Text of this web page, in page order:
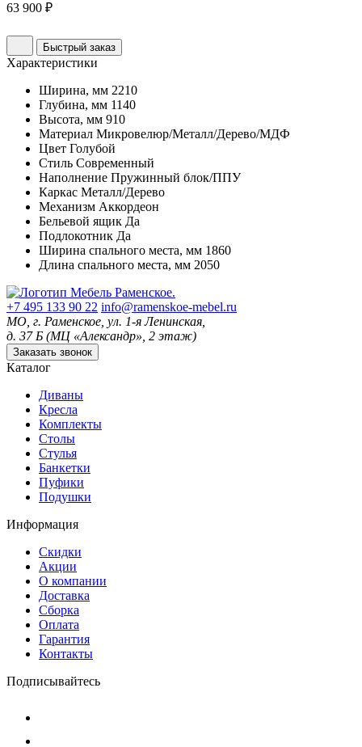
63 900 ₽
Быстрый заказ
Характеристики
Ширина, мм 2210
Глубина, мм 1140
Высота, мм 910
Материал Микровелюр/Металл/Дерево/МДФ
Цвет Голубой
Стиль Современный
Наполнение Пружинный блок/ППУ
Каркас Металл/Дерево
Механизм Аккордеон
Бельевой ящик Да
Подлокотник Да
Ширина спального места, мм 1860
Длина спального места, мм 2050
+7 495 133 90 22 info@ramenskoe-mebel.ru
МО, г. Раменское, ул. 1-я Ленинская,
д. 37 Б (МЦ «Александр», 2 этаж)
Заказать звонок
Каталог
Диваны
Кресла
Комплекты
Столы
Стулья
Банкетки
Пуфики
Подушки
Информация
Скидки
Акции
О компании
Доставка
Сборка
Оплата
Гарантия
Контакты
Подписывайтесь